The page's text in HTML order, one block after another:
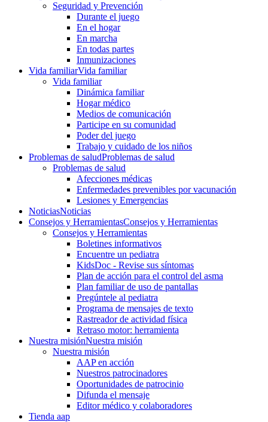
Seguridad y Prevención
Durante el juego
En el hogar
En marcha
En todas partes
Inmunizaciones
Vida familiarVida familiar
Vida familiar
Dinámica familiar
Hogar médico
Medios de comunicación
Participe en su comunidad
Poder del juego
Trabajo y cuidado de los niños
Problemas de saludProblemas de salud
Problemas de salud
Afecciones médicas
Enfermedades prevenibles por vacunación
Lesiones y Emergencias
NoticiasNoticias
Consejos y HerramientasConsejos y Herramientas
Consejos y Herramientas
Boletines informativos
Encuentre un pediatra
KidsDoc - Revise sus síntomas
Plan de acción para el control del asma
Plan familiar de uso de pantallas
Pregúntele al pediatra
Programa de mensajes de texto
Rastre​​ador de activida​d física
Retraso motor: herramienta
Nuestra misiónNuestra misión
Nuestra misión
AAP en acción
Nuestros patrocinadores
Oportunidades de patrocinio
Difunda el mensaje
Editor médico y colaboradores
Tienda aap